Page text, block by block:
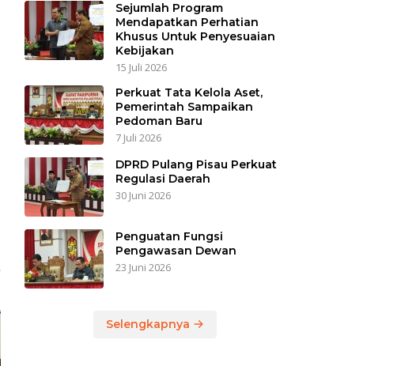
Sejumlah Program
Mendapatkan Perhatian
Khusus Untuk Penyesuaian
Kebijakan
15 Juli 2026
Perkuat Tata Kelola Aset,
Pemerintah Sampaikan
Pedoman Baru
7 Juli 2026
DPRD Pulang Pisau Perkuat
Regulasi Daerah
30 Juni 2026
Penguatan Fungsi
Pengawasan Dewan
23 Juni 2026
Selengkapnya